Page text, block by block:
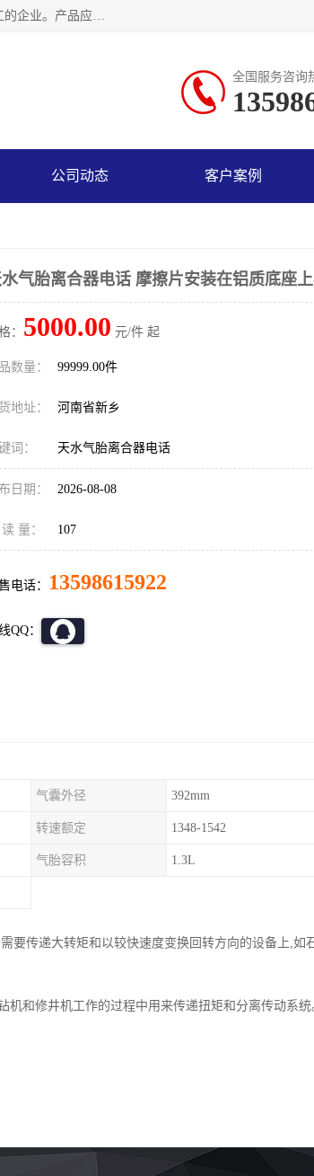
河南大林橡胶通信器材有限公司是一个专注于各种橡胶件、离合器及配件、泥浆泵及配件等产品设计制造和加工的企业。产品应用于矿山、冶金、石油、钢铁、化工、水泥、船舶、造纸、通用机械等各种大功率机械传动或制动装置。
全国服务咨询
公司动态 客户案例
气胎离合器电话 摩擦片安装在铝质底座
： 5000.00 元/件 起
数量： 99999.00件
地址： 河南省新乡
词： 天水气胎离合器电话
日期： 2026-08-08
量： 107
电话： 13598615922
QQ：
气囊外径 392mm
转速额定 1348-1542
气胎容积 1.3L
传递大转矩和以较快速度变换回转方向的设备上,如
和修井机工作的过程中用来传递扭矩和分离传动系统